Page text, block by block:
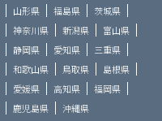
山形県 福島県
茨城県
神奈川県 新潟県
富山県
静岡県 愛知県
三重県
和歌山県 鳥取県
島根県
愛媛県 高知県
福岡県
鹿児島県 沖縄県